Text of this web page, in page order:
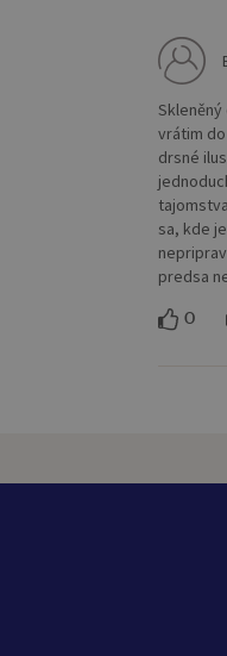
vrátim
drsné
sa, kde
predsa
0